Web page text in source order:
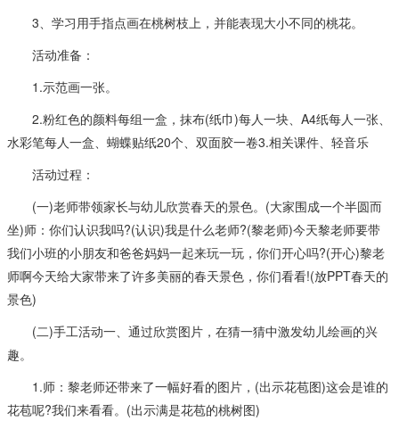
3、学习用手指点画在桃树枝上，并能表现大小不同的桃花。
活动准备：
1.示范画一张。
2.粉红色的颜料每组一盒，抹布(纸巾)每人一块、A4纸每人一张、
水彩笔每人一盒、蝴蝶贴纸20个、双面胶一卷3.相关课件、轻音乐
活动过程：
(一)老师带领家长与幼儿欣赏春天的景色。(大家围成一个半圆而
坐)师：你们认识我吗?(认识)我是什么老师?(黎老师)今天黎老师要带
我们小班的小朋友和爸爸妈妈一起来玩一玩，你们开心吗?(开心)黎老
师啊今天给大家带来了许多美丽的春天景色，你们看看!(放PPT春天的
景色)
(二)手工活动一、通过欣赏图片，在猜一猜中激发幼儿绘画的兴
趣。
1.师：黎老师还带来了一幅好看的图片，(出示花苞图)这会是谁的
花苞呢?我们来看看。(出示满是花苞的桃树图)